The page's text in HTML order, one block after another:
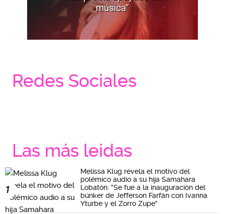
música”
Redes Sociales
Las más leidas
1
Melissa Klug revela el motivo del
polémico audio a su hija Samahara
Lobatón: "Se fue a la inauguración del
búnker de Jefferson Farfán con Ivanna
Yturbe y el Zorro Zupe"